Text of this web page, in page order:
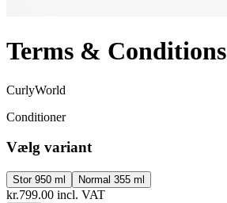
Terms & Conditions
CurlyWorld
Conditioner
Vælg variant
Stor 950 ml Normal 355 ml
kr.799.00 incl. VAT